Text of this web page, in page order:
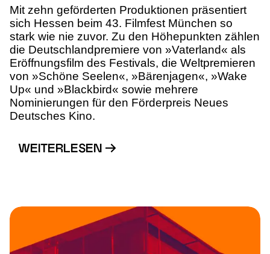
Mit zehn geförderten Produktionen präsentiert
sich Hessen beim 43. Filmfest München so
stark wie nie zuvor. Zu den Höhepunkten zählen
die Deutschlandpremiere von »Vaterland« als
Eröffnungsfilm des Festivals, die Weltpremieren
von »Schöne Seelen«, »Bärenjagen«, »Wake
Up« und »Blackbird« sowie mehrere
Nominierungen für den Förderpreis Neues
Deutsches Kino.
WEITERLESEN